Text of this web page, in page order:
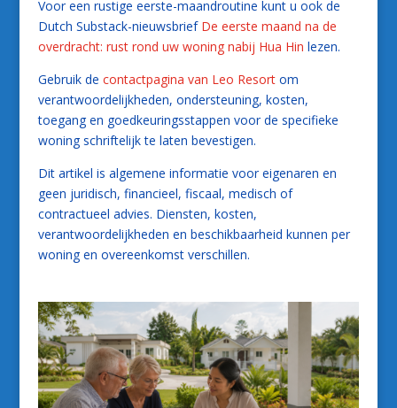
Voor een rustige eerste-maandroutine kunt u ook de
Dutch Substack-nieuwsbrief De eerste maand na de
overdracht: rust rond uw woning nabij Hua Hin lezen.
Gebruik de contactpagina van Leo Resortom
verantwoordelijkheden, ondersteuning, kosten,
toegang en goedkeuringsstappen voor de specifieke
woning schriftelijk te laten bevestigen.
Dit artikel is algemene informatie voor eigenaren en
geen juridisch, financieel, fiscaal, medisch of
contractueel advies. Diensten, kosten,
verantwoordelijkheden en beschikbaarheid kunnen per
woning en overeenkomst verschillen.